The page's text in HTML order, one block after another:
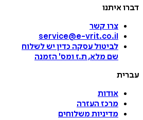
דברו איתנו
צרו קשר
service@e-vrit.co.il
לביטול עסקה כדין יש לשלוח
שם מלא, ת.ז ומס' הזמנה
עברית
אודות
מרכז העזרה
מדיניות משלוחים